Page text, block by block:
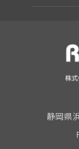
静岡県